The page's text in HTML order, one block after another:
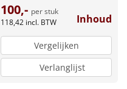
100,- per stuk
118,42 incl. BTW Inhoud
Vergelijken
Verlanglijst